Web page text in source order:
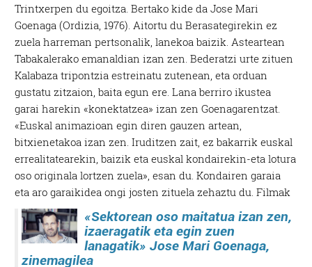
Trintxerpen du egoitza. Bertako kide da Jose Mari
Goenaga (Ordizia, 1976). Aitortu du Berasategirekin ez
zuela harreman pertsonalik, lanekoa baizik. Asteartean
Tabakalerako emanaldian izan zen. Bederatzi urte zituen
Kalabaza tripontzia estreinatu zutenean, eta orduan
gustatu zitzaion, baita egun ere. Lana berriro ikustea
garai harekin «konektatzea» izan zen Goenagarentzat.
«Euskal animazioan egin diren gauzen artean,
bitxienetakoa izan zen. Iruditzen zait, ez bakarrik euskal
errealitatearekin, baizik eta euskal kondairekin-eta lotura
oso originala lortzen zuela», esan du. Kondairen garaia
eta aro garaikidea ongi josten zituela zehaztu du.
«Sektorean oso maitatua izan zen,
izaeragatik eta egin zuen
lanagatik»Jose Mari Goenaga,
zinemagilea
Filmak